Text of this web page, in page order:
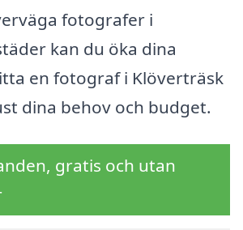
fotografer i
kan du öka dina
en fotograf i Klöverträsk
dina behov och budget.
gratis och utan